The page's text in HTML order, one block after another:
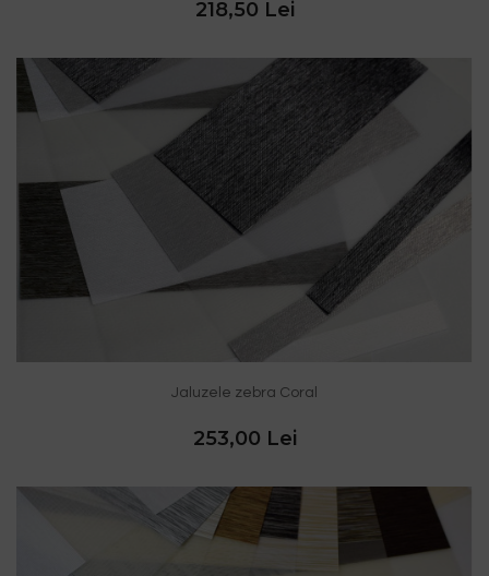
218,50 Lei
Jaluzele zebra Coral
253,00 Lei